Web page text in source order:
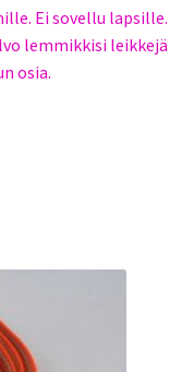
Ei sovellu lapsille.
lemmikkisi leikkejä
osia.